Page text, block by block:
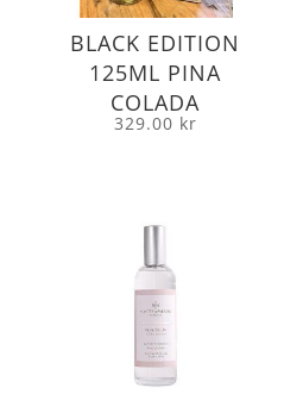
BLACK EDITION
125ML PINA
COLADA
329.00 kr